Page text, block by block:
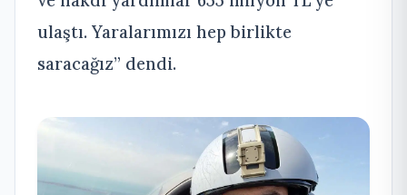
ulaştı. Yaralarımızı hep birlikte
saracağız” dendi.